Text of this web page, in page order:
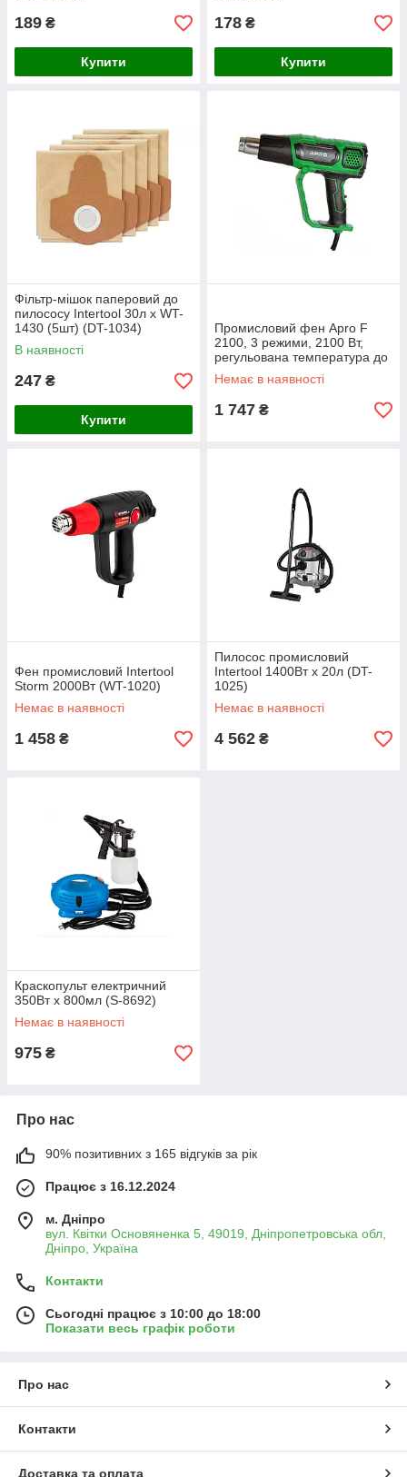
189 ₴
Купити
178 ₴
Купити
Фільтр-мішок паперовий до
пилососу Intertool 30л x WT-
1430 (5шт) (DT-1034)
В наявності
247 ₴
Купити
Промисловий фен Apro F
2100, 3 режими, 2100 Вт,
регульована температура до
600°C
Немає в наявності
1 747 ₴
Фен промисловий Intertool
Storm 2000Вт (WT-1020)
Немає в наявності
1 458 ₴
Пилосос промисловий
Intertool 1400Вт x 20л (DT-
1025)
Немає в наявності
4 562 ₴
Краскопульт електричний
350Вт x 800мл (S-8692)
Немає в наявності
975 ₴
Про нас
90% позитивних з 165 відгуків за рік
Працює з 16.12.2024
м. Дніпро
вул. Квітки Основяненка 5, 49019, Дніпропетровська обл,
Дніпро, Україна
Контакти
Сьогодні працює з 10:00 до 18:00
Показати весь графік роботи
Про нас
Контакти
Доставка та оплата